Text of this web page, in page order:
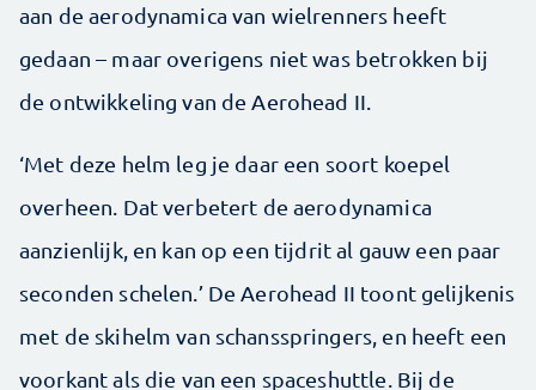
aan de aerodynamica van wielrenners heeft
gedaan – maar overigens niet was betrokken bij
de ontwikkeling van de Aerohead II.
‘Met deze helm leg je daar een soort koepel
overheen. Dat verbetert de aerodynamica
aanzienlijk, en kan op een tijdrit al gauw een paar
seconden schelen.’ De Aerohead II toont gelijkenis
met de skihelm van schansspringers, en heeft een
voorkant als die van een spaceshuttle. Bij de